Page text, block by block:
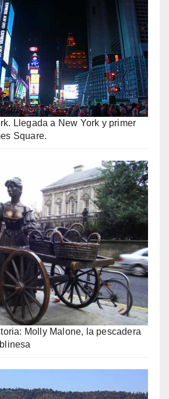
Llegada a New York y primer
Square.
Molly Malone, la pescadera